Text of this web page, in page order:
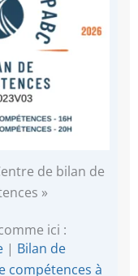
de bilan de
»
ici :
| Bilan de
compétences à